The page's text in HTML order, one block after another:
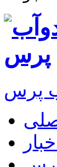
پرس